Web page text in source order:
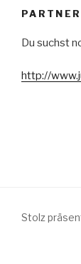
Du suchst
http://
Stolz